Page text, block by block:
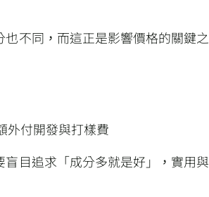
不同，而這正是影響價格的關鍵之
外付開發與打樣費
盲目追求「成分多就是好」，實用與